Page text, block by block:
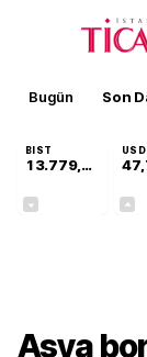
Bugün Son
BIST
13.779,39
USD
Asya